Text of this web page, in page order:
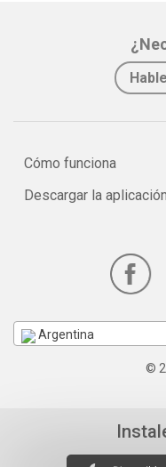
Cómo funciona
Descargar la aplicación
Argentina
©